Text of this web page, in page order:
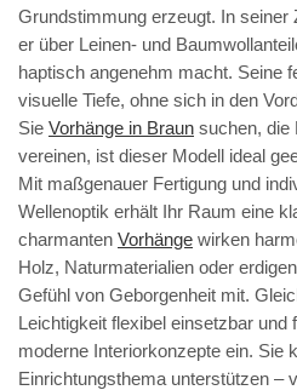
Grundstimmung erzeugt. In
er über Leinen- und
haptisch angenehm macht. Seine
visuelle Tiefe, ohne sich in den
Sie Vorhänge in Braun suchen, die
vereinen, ist dieser Modell ideal
Mit maßgenauer Fertigung und
Wellenoptik erhält Ihr Raum eine
charmanten Vorhänge wirken
Holz, Naturmaterialien oder
Gefühl von Geborgenheit mit.
Leichtigkeit flexibel einsetzbar und
moderne Interiorkonzepte ein. Sie
Einrichtungsthema unterstützen –